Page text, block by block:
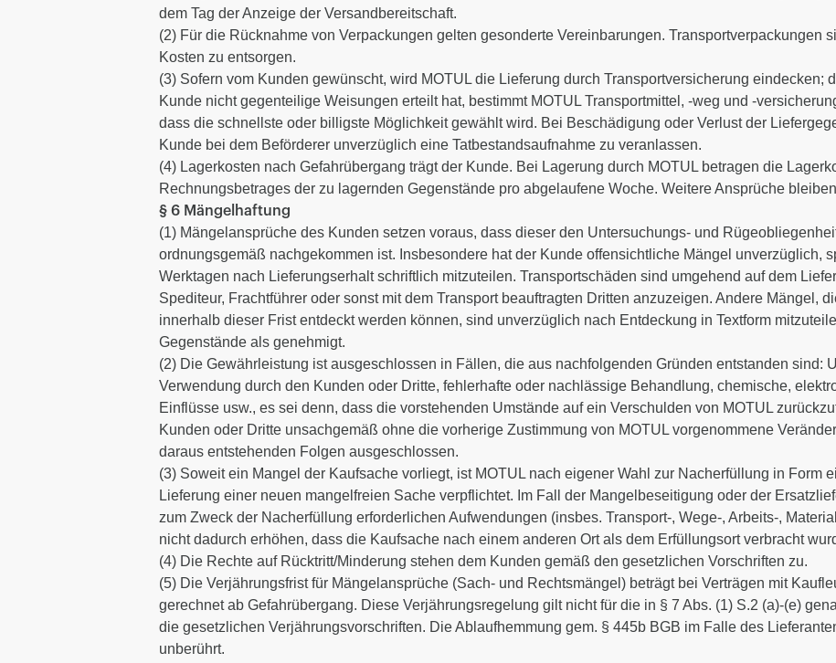
dem Tag der Anzeige der Versandbereitschaft.
(2) Für die Rücknahme von Verpackungen gelten gesonderte Vereinbarungen. Transportverpackungen
Kosten zu entsorgen.
(3) Sofern vom Kunden gewünscht, wird MOTUL die Lieferung durch Transportversicherung eindecken;
Kunde nicht gegenteilige Weisungen erteilt hat, bestimmt MOTUL Transportmittel, -weg und -
dass die schnellste oder billigste Möglichkeit gewählt wird. Bei Beschädigung oder Verlust der
Kunde bei dem Beförderer unverzüglich eine Tatbestandsaufnahme zu veranlassen.
(4) Lagerkosten nach Gefahrübergang trägt der Kunde. Bei Lagerung durch MOTUL betragen die
Rechnungsbetrages der zu lagernden Gegenstände pro abgelaufene Woche. Weitere Ansprüche
§ 6 Mängelhaftung
(1) Mängelansprüche des Kunden setzen voraus, dass dieser den Untersuchungs- und
ordnungsgemäß nachgekommen ist. Insbesondere hat der Kunde offensichtliche Mängel unverzüglich,
Werktagen nach Lieferungserhalt schriftlich mitzuteilen. Transportschäden sind umgehend auf dem
Spediteur, Frachtführer oder sonst mit dem Transport beauftragten Dritten anzuzeigen. Andere Mängel,
innerhalb dieser Frist entdeckt werden können, sind unverzüglich nach Entdeckung in Textform
Gegenstände als genehmigt.
(2) Die Gewährleistung ist ausgeschlossen in Fällen, die aus nachfolgenden Gründen entstanden sind:
Verwendung durch den Kunden oder Dritte, fehlerhafte oder nachlässige Behandlung, chemische,
Einflüsse usw., es sei denn, dass die vorstehenden Umstände auf ein Verschulden von MOTUL
Kunden oder Dritte unsachgemäß ohne die vorherige Zustimmung von MOTUL vorgenommene
daraus entstehenden Folgen ausgeschlossen.
(3) Soweit ein Mangel der Kaufsache vorliegt, ist MOTUL nach eigener Wahl zur Nacherfüllung in Form
Lieferung einer neuen mangelfreien Sache verpflichtet. Im Fall der Mangelbeseitigung oder der
zum Zweck der Nacherfüllung erforderlichen Aufwendungen (insbes. Transport-, Wege-, Arbeits-,
nicht dadurch erhöhen, dass die Kaufsache nach einem anderen Ort als dem Erfüllungsort verbracht
(4) Die Rechte auf Rücktritt/Minderung stehen dem Kunden gemäß den gesetzlichen Vorschriften zu.
(5) Die Verjährungsfrist für Mängelansprüche (Sach- und Rechtsmängel) beträgt bei Verträgen mit
gerechnet ab Gefahrübergang. Diese Verjährungsregelung gilt nicht für die in § 7 Abs. (1) S.2 (a)-(e)
die gesetzlichen Verjährungsvorschriften. Die Ablaufhemmung gem. § 445b BGB im Falle des
unberührt.